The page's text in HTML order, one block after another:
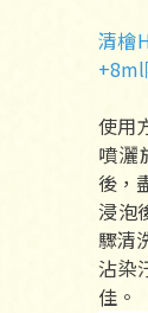
清檜
+8ml
使用
噴灑
後，
浸泡
驟清
沾染
佳。